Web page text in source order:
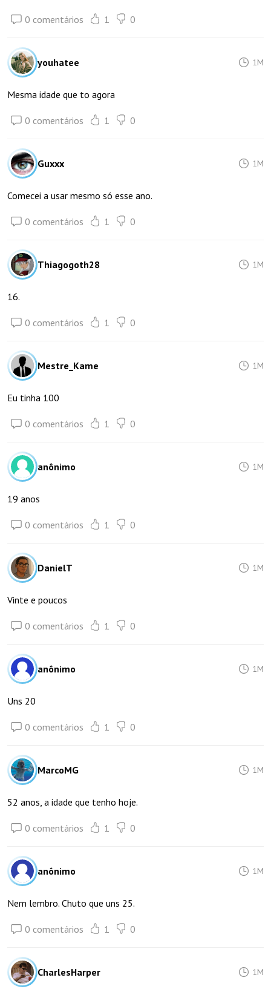
0 comentários 1 0
youhatee 1M
Mesma idade que to agora
0 comentários 1 0
Guxxx 1M
Comecei a usar mesmo só esse ano.
0 comentários 1 0
Thiagogoth28 1M
16.
0 comentários 1 0
Mestre_Kame 1M
Eu tinha 100
0 comentários 1 0
anônimo 1M
19 anos
0 comentários 1 0
DanielT 1M
Vinte e poucos
0 comentários 1 0
anônimo 1M
Uns 20
0 comentários 1 0
MarcoMG 1M
52 anos, a idade que tenho hoje.
0 comentários 1 0
anônimo 1M
Nem lembro. Chuto que uns 25.
0 comentários 1 0
CharlesHarper 1M